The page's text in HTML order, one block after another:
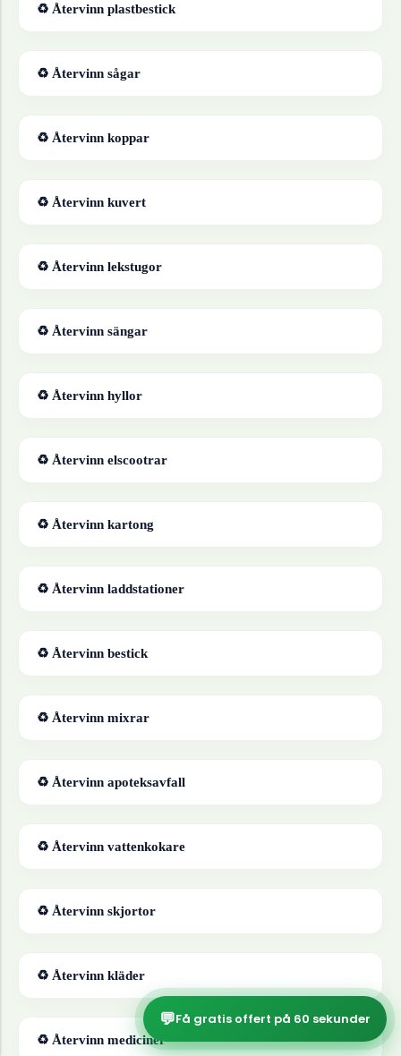
♻ Återvinn plastbestick
♻ Återvinn sågar
♻ Återvinn koppar
♻ Återvinn kuvert
♻ Återvinn lekstugor
♻ Återvinn sängar
♻ Återvinn hyllor
♻ Återvinn elscootrar
♻ Återvinn kartong
♻ Återvinn laddstationer
♻ Återvinn bestick
♻ Återvinn mixrar
♻ Återvinn apoteksavfall
♻ Återvinn vattenkokare
♻ Återvinn skjortor
♻ Återvinn kläder
♻ Återvinn mediciner
💬Få gratis offert på 60 sekunder